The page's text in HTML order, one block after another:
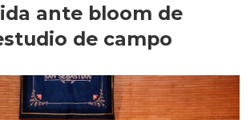
ante bloom de
de campo